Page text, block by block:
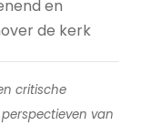
en
de kerk
critische
van